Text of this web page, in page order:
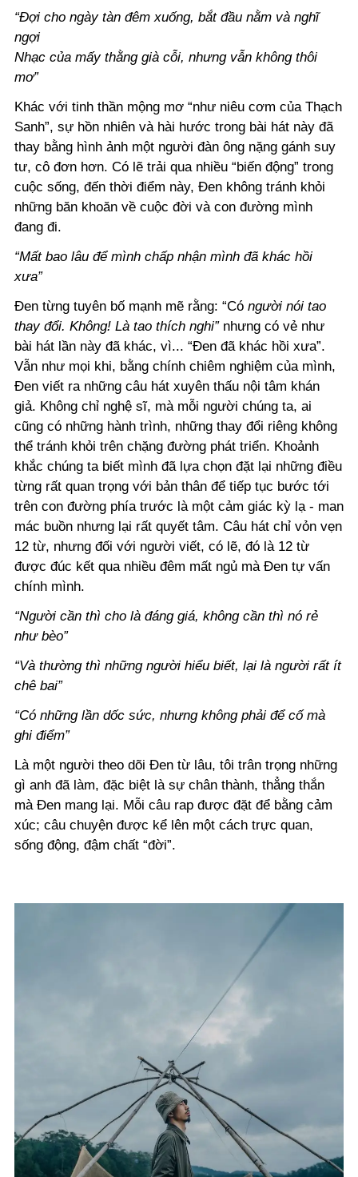
“Đợi cho ngày tàn đêm xuống, bắt đầu nằm và nghĩ
ngợi
Nhạc của mấy thằng già cỗi, nhưng vẫn không thôi
mơ”
Khác với tinh thần mộng mơ “như niêu cơm của Thạch
Sanh”, sự hồn nhiên và hài hước trong bài hát này đã
thay bằng hình ảnh một người đàn ông nặng gánh suy
tư, cô đơn hơn. Có lẽ trải qua nhiều “biến động” trong
cuộc sống, đến thời điểm này, Đen không tránh khỏi
những băn khoăn về cuộc đời và con đường mình
đang đi.
“Mất bao lâu để mình chấp nhận mình đã khác hồi
xưa”
Đen từng tuyên bố mạnh mẽ rằng: “Có người nói tao
thay đổi. Không! Là tao thích nghi”nhưng có vẻ như
bài hát lần này đã khác, vì... “Đen đã khác hồi xưa”.
Vẫn như mọi khi, bằng chính chiêm nghiệm của mình,
Đen viết ra những câu hát xuyên thấu nội tâm khán
giả. Không chỉ nghệ sĩ, mà mỗi người chúng ta, ai
cũng có những hành trình, những thay đổi riêng không
thể tránh khỏi trên chặng đường phát triển. Khoảnh
khắc chúng ta biết mình đã lựa chọn đặt lại những điều
từng rất quan trọng với bản thân để tiếp tục bước tới
trên con đường phía trước là một cảm giác kỳ lạ - man
mác buồn nhưng lại rất quyết tâm. Câu hát chỉ vỏn vẹn
12 từ, nhưng đối với người viết, có lẽ, đó là 12 từ
được đúc kết qua nhiều đêm mất ngủ mà Đen tự vấn
chính mình.
“Người cần thì cho là đáng giá, không cần thì nó rẻ
như bèo”
“Và thường thì những người hiểu biết, lại là người rất ít
chê bai”
“Có những lần dốc sức, nhưng không phải để cố mà
ghi điểm”
Là một người theo dõi Đen từ lâu, tôi trân trọng những
gì anh đã làm, đặc biệt là sự chân thành, thẳng thắn
mà Đen mang lại. Mỗi câu rap được đặt để bằng cảm
xúc; câu chuyện được kể lên một cách trực quan,
sống động, đậm chất “đời”.